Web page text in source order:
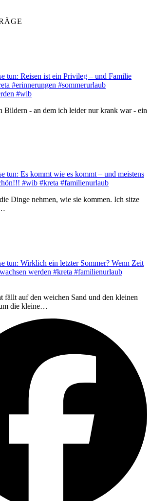
tun: Reisen ist ein Privileg – und Familie
#erinnerungen #sommerurlaub
#wib
Bildern - an dem ich leider nur krank war - ein
tun: Es kommt wie es kommt – und meistens
#wib #kreta #familienurlaub
Dinge nehmen, wie sie kommen. Ich sitze
tun: Wirklich ein letzter Sommer? Wenn Zeit
werden #kreta #familienurlaub
fällt auf den weichen Sand und den kleinen
die kleine…